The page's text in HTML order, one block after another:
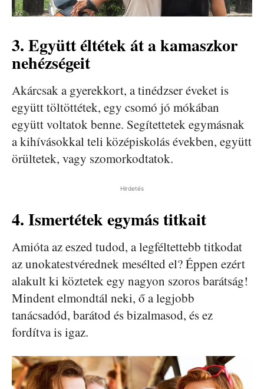
3. Együtt éltétek át a kamaszkor
nehézségeit
Akárcsak a gyerekkort, a tinédzser éveket is
együtt töltöttétek, egy csomó jó mókában
együtt voltatok benne. Segítettetek egymásnak
a kihívásokkal teli középiskolás években, együtt
örültetek, vagy szomorkodtatok.
Hirdetés
4. Ismertétek egymás titkait
Amióta az eszed tudod, a legféltettebb titkodat
az unokatestvérednek mesélted el? Éppen ezért
alakult ki köztetek egy nagyon szoros barátság!
Mindent elmondtál neki, ő a legjobb
tanácsadód, barátod és bizalmasod, és ez
fordítva is igaz.